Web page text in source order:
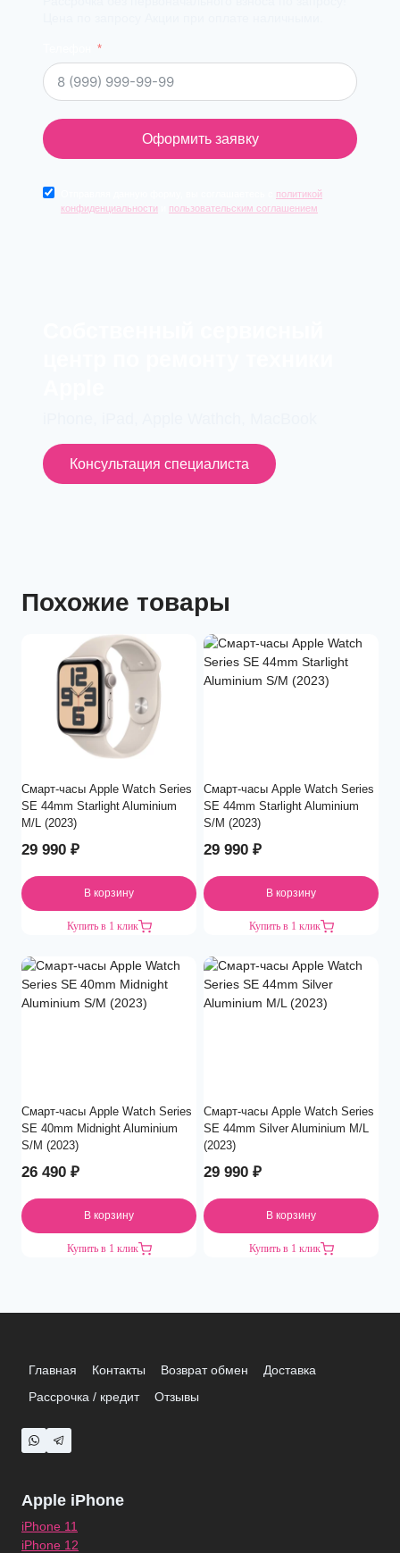
Оформить заявку
политикой
конфиденциальности
пользовательским соглашением
Консультация специалиста
Похожие товары
Смарт-часы Apple Watch Series
SE 44mm Starlight Aluminium
M/L (2023)
29 990 ₽
В корзину
Купить в 1 клик
Смарт-часы Apple Watch Series
SE 44mm Starlight Aluminium
S/M (2023)
29 990 ₽
В корзину
Купить в 1 клик
Смарт-часы Apple Watch Series
SE 40mm Midnight Aluminium
S/M (2023)
26 490 ₽
В корзину
Купить в 1 клик
Смарт-часы Apple Watch Series
SE 44mm Silver Aluminium M/L
(2023)
29 990 ₽
В корзину
Купить в 1 клик
Главная Контакты Возврат обмен
Доставка
Рассрочка / кредит
Отзывы
Apple iPhone
iPhone 11
iPhone 12